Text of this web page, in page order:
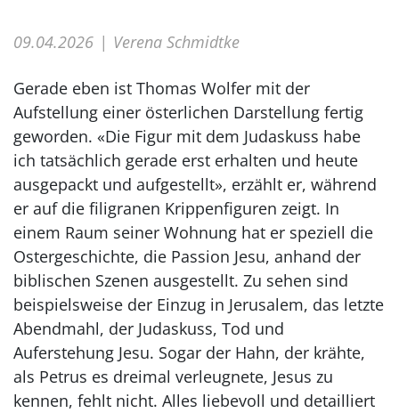
09.04.2026 Verena Schmidtke
Gerade eben ist Thomas Wolfer mit der
Aufstellung einer österlichen Darstellung fertig
geworden. «Die Figur mit dem Judaskuss habe
ich tatsächlich gerade erst erhalten und heute
ausgepackt und aufgestellt», erzählt er, während
er auf die filigranen Krippenfiguren zeigt. In
einem Raum seiner Wohnung hat er speziell die
Ostergeschichte, die Passion Jesu, anhand der
biblischen Szenen ausgestellt. Zu sehen sind
beispielsweise der Einzug in Jerusalem, das letzte
Abendmahl, der Judaskuss, Tod und
Auferstehung Jesu. Sogar der Hahn, der krähte,
als Petrus es dreimal verleugnete, Jesus zu
kennen, fehlt nicht. Alles liebevoll und detailliert